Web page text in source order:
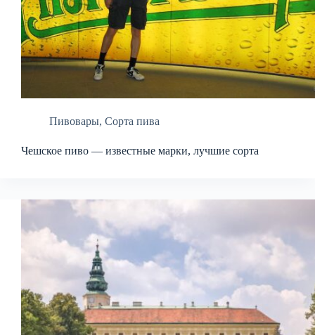
Пивовары, Сорта пива
Чешское пиво — известные марки, лучшие сорта